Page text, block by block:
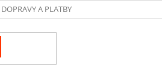
A PLATBY